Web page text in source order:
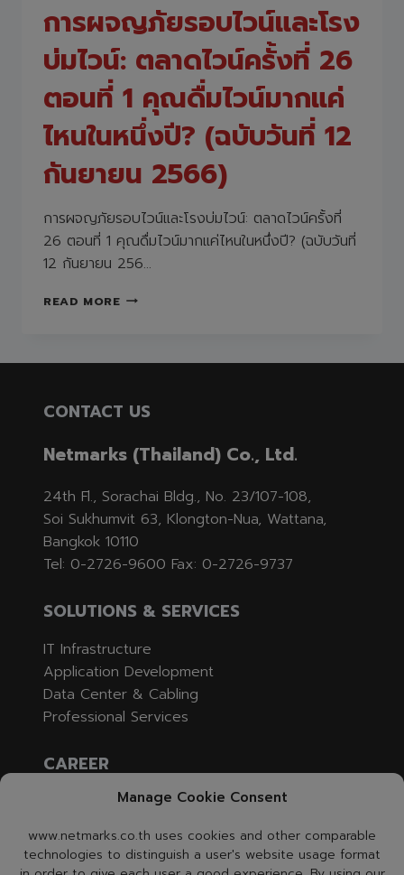
Manage Cookie Consent
www.netmarks.co.th uses cookies and other comparable
technologies to distinguish a user's website usage format
การผจญภัยรอบไวน์และโรง
บ่มไวน์: ตลาดไวน์ครั้งที่ 26
ตอนที่ 1 คุณดื่มไวน์มากแค่
ไหนในหนึ่งปี? (ฉบับวันที่ 12
กันยายน 2566)
การผจญภัยรอบไวน์และโรงบ่มไวน์: ตลาดไวน์ครั้งที่
26 ตอนที่ 1 คุณดื่มไวน์มากแค่ไหนในหนึ่งปี? (ฉบับวันที่
12 กันยายน 256…
READ MOREการ
โรง
ตลาด
ครั้ง
ที่
26
ตอน
ที่
ดื่ม
ไวน์
มาก
แค่
ไหน
ใน
หนึ่ง
12
2566)
CONTACT US
Netmarks (Thailand) Co., Ltd.
24th Fl., Sorachai Bldg., No. 23/107-108,
Soi Sukhumvit 63, Klongton-Nua, Wattana,
Bangkok 10110
Tel: 0-2726-9600 Fax: 0-2726-9737
SOLUTIONS & SERVICES
IT Infrastructure
Application Development
Data Center & Cabling
Professional Services
CAREER
Job Opening